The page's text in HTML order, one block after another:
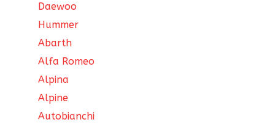
Daewoo
Hummer
Abarth
Alfa Romeo
Alpina
Alpine
Autobianchi